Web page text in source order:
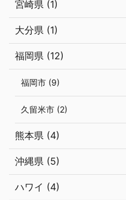
宮崎県 (1)
大分県 (1)
福岡県 (12)
福岡市 (9)
久留米市 (2)
熊本県 (4)
沖縄県 (5)
ハワイ (4)